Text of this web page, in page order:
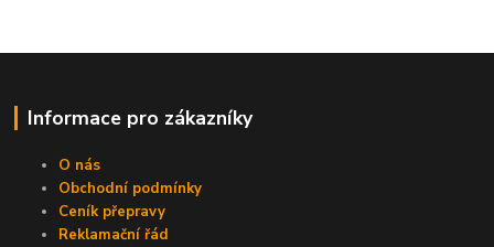
Informace pro zákazníky
O nás
Obchodní podmínky
Ceník přepravy
Reklamační řád